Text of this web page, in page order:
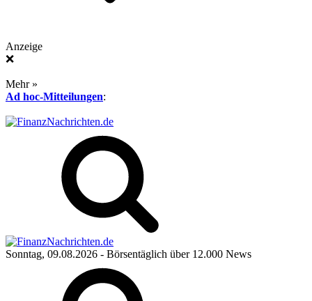
Anzeige
❌
Mehr »
Ad hoc-Mitteilungen:
Sonntag, 09.08.2026 - Börsentäglich über 12.000 News